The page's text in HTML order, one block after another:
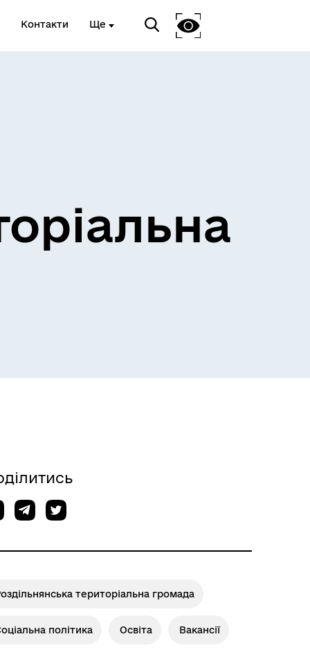
Контакти Ще
Роздільна
територіальна громада
політика Освіта Вакансії